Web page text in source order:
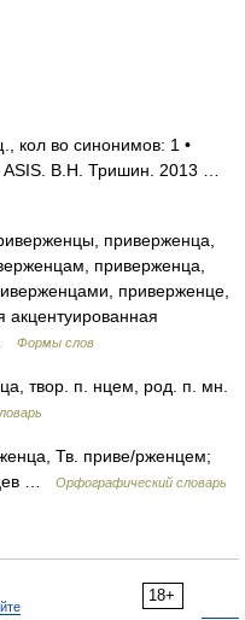
кол во синонимов: 1 •
ASIS. В.Н. Тришин. 2013 …
приверженца,
приверженца,
приверженце,
акцентуированная
Формы слов
твор. п. нцем, род. п. мн.
Тв. приве/рженцем;
…
Орфографический словарь
18+